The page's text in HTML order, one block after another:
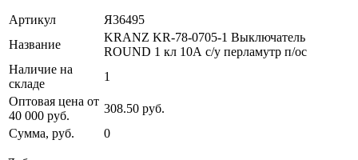
Артикул
Я36495
Название
KRANZ KR-78-0705-1 Выключатель
ROUND 1 кл 10А с/у перламутр п/ос
Наличие на
складе
1
Оптовая цена от
40 000 руб.
308.50 руб.
Сумма, руб.
0